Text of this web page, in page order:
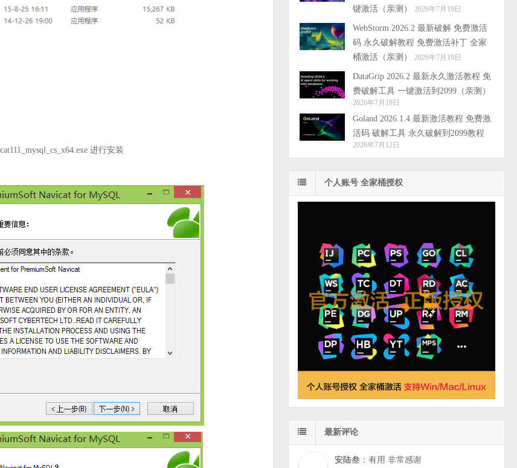
进行安装
键激活（亲测）
2026年7月19日
WebStorm 2026.2 最新破解 免费激活
码 永久破解教程 免费激活补丁 全家
桶激活（亲测）
2026年7月19日
DataGrip 2026.2 最新永久激活教程 免
费破解工具 一键激活到2099（亲测）
2026年7月19日
Goland 2026.1.4 最新激活教程 免费激
活码 破解工具 永久破解到2099教程
2026年7月12日
个人账号 全家桶授权
最新评论
安陆叁 ：有用 非常感谢